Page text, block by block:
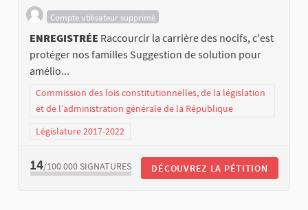
Compte utilisateur supprimé
ENREGISTRÉE Raccourcir la carrière des nocifs, c'est
protéger nos familles Suggestion de solution pour
amélio...
Commission des lois constitutionnelles, de la législation
et de l’administration générale de la République
Législature 2017-2022
14/100 000 SIGNATURES DÉCOUVREZ LA PÉTITION